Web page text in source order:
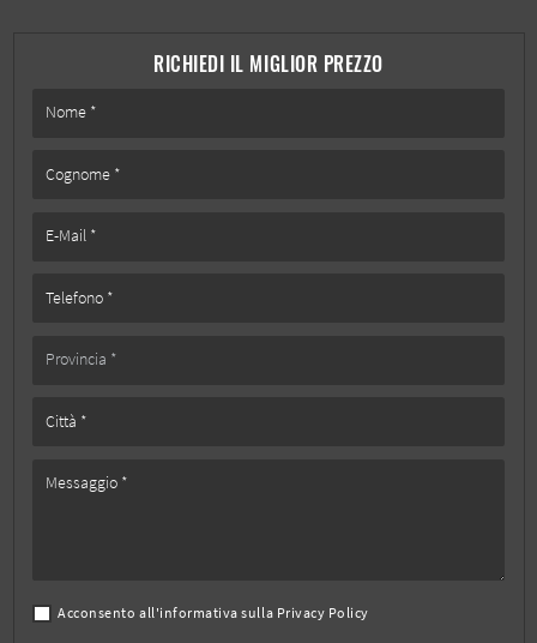
RICHIEDI IL MIGLIOR PREZZO
Acconsento all'informativa sulla Privacy Policy